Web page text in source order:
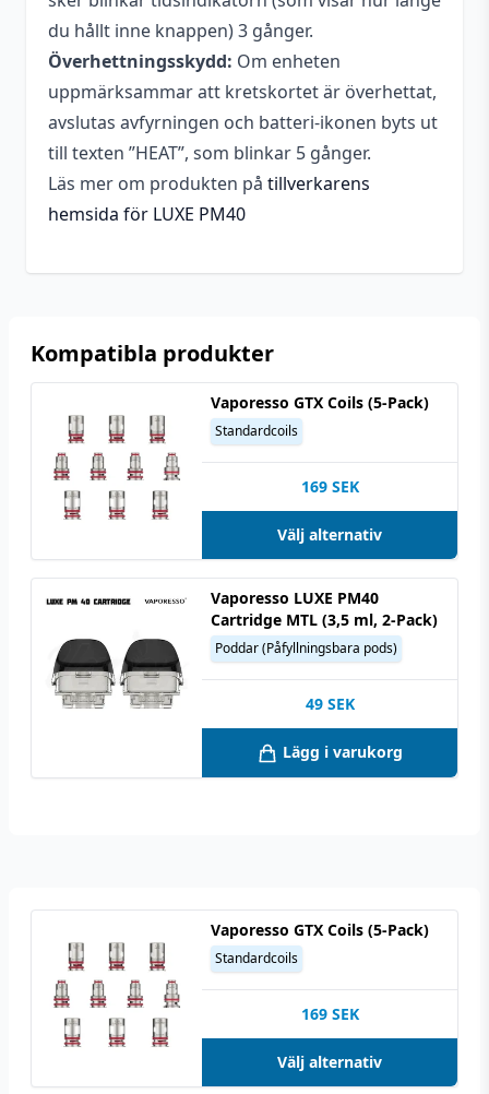
du hållt inne knappen) 3 gånger.
Överhettningsskydd: Om enheten
uppmärksammar att kretskortet är överhettat,
avslutas avfyrningen och batteri-ikonen byts ut
till texten ”HEAT”, som blinkar 5 gånger.
Läs mer om produkten på tillverkarens
hemsida för LUXE PM40
Kompatibla produkter
Vaporesso GTX Coils (5-Pack)
Standardcoils
169 SEK
Välj alternativ
Vaporesso LUXE PM40
Cartridge MTL (3,5 ml, 2-Pack)
Poddar (Påfyllningsbara pods)
49 SEK
Lägg i varukorg
Vaporesso GTX Coils (5-Pack)
Standardcoils
169 SEK
Välj alternativ